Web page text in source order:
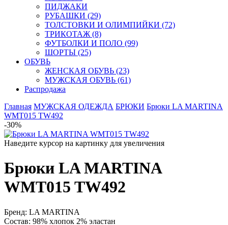
ПИДЖАКИ
РУБАШКИ (29)
ТОЛСТОВКИ И ОЛИМПИЙКИ (72)
ТРИКОТАЖ (8)
ФУТБОЛКИ И ПОЛО (99)
ШОРТЫ (25)
ОБУВЬ
ЖЕНСКАЯ ОБУВЬ (23)
МУЖСКАЯ ОБУВЬ (61)
Распродажа
Главная МУЖСКАЯ ОДЕЖДА БРЮКИ Брюки LA MARTINA
WMT015 TW492
-30%
Наведите курсор на картинку для увеличения
Брюки LA MARTINA
WMT015 TW492
Бренд: LA MARTINA
Состав: 98% хлопок 2% эластан